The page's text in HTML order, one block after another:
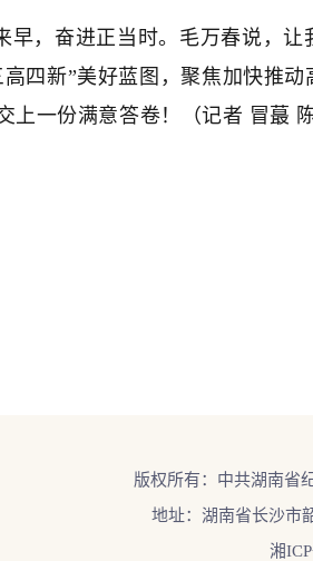
早，奋进正当时。毛万春说，
高四新”美好蓝图，聚焦加快推
上一份满意答卷！（记者 冒蕞
版权所有：中共湖南省
地址：湖南省长沙市
湘